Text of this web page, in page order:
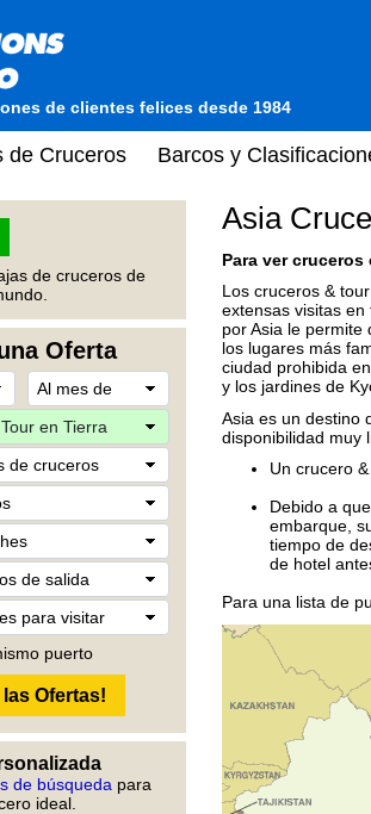
de clientes felices desde 1984
de Cruceros Barcos y
de cruceros de
Oferta
puerto
de búsqueda para
ideal.
Asia
Para ver
Los cruceros &
extensas visitas
por Asia le permite
los lugares más
ciudad prohibida
y los jardines de
Asia es un destino
disponibilidad muy
Un crucero
Debido a
embarque,
tiempo de
de hotel
Para una lista de